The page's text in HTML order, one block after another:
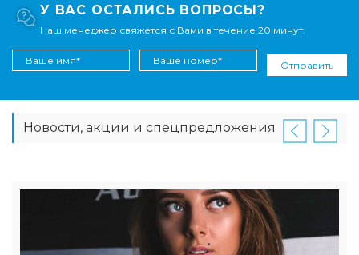
У ВАС ОСТАЛИСЬ ВОПРОСЫ?
Наш менеджер свяжется с Вами в течение 20 минут.
Отправить
Новости, акции и спецпредложения